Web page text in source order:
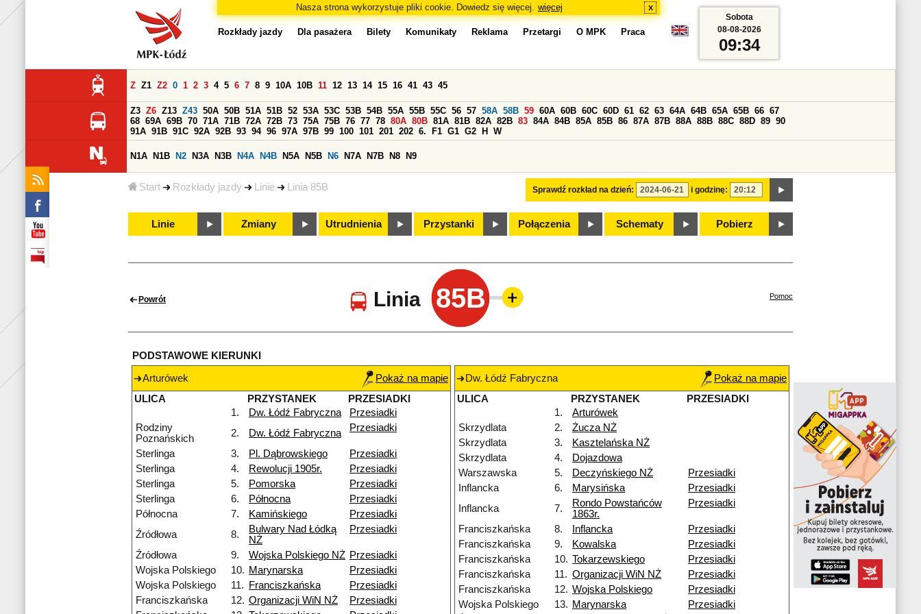
Nasza strona wykorzystuje pliki cookie. Dowiedz się więcej. więcej x
Start Rozkłady jazdy Linie Linia 85B
Rozkłady jazdy Dla pasażera Bilety Komunikaty Reklama Przetargi O MPK Praca
Sprawdź rozkład na dzień: i godzinę:
Z Z1 Z2 0 1 2 3 4 5 6 7 8 9 10A 10B 11 12 13 14 15 16 41 43 45
Z3 Z6 Z13 Z43 50A 50B 51A 51B 52 53A 53C 53B 54B 55A 55B 55C 56 57 58A 58B 59 60A 60B 60C 60D 61 62 63 64A 64B 65A 65B 66 67
68 69A 69B 70 71A 71B 72A 72B 73 75A 75B 76 77 78 80A 80B 81A 81B 82A 82B 83 84A 84B 85A 85B 86 87A 87B 88A 88B 88C 88D 89 90
91A 91B 91C 92A 92B 93 94 96 97A 97B 99 100 101 201 202 6. F1 G1 G2 H W
N1A N1B N2 N3A N3B N4A N4B N5A N5B N6 N7A N7B N8 N9
Linie Zmiany Utrudnienia Przystanki Połączenia Schematy Pobierz
Sobota
08-08-2026
09:34
Powrót Linia 85B Pomoc
PODSTAWOWE KIERUNKI
Arturówek
Pokaż na mapie
ULICA
PRZYSTANEK
PRZESIADKI
1.
Dw. Łódź Fabryczna
Przesiadki
Rodziny
Poznańskich
2. Dw. Łódź Fabryczna Przesiadki
Sterlinga 3. Pl. Dąbrowskiego
Przesiadki
Sterlinga
4. Rewolucji 1905r.
Przesiadki
Sterlinga
5. Pomorska
Przesiadki
Sterlinga
6. Północna
Przesiadki
Północna
7. Kamińskiego
Przesiadki
Źródłowa
8.
Bulwary Nad Łódką
NŻ
Przesiadki
Źródłowa 9. Wojska Polskiego NŻ Przesiadki
Wojska Polskiego
10. Marynarska
Przesiadki
Wojska Polskiego
11. Franciszkańska
Przesiadki
Franciszkańska
12. Organizacji WiN NŻ
Przesiadki
Dw. Łódź Fabryczna
Pokaż na mapie
ULICA
PRZYSTANEK
PRZESIADKI
1.
Arturówek
Skrzydlata
2.
Żucza NŻ
Skrzydlata
3.
Kasztelańska NŻ
Skrzydlata
4.
Dojazdowa
Warszawska
5. Deczyńskiego NŻ
Przesiadki
Inflancka
6. Marysińska
Przesiadki
Inflancka
7.
Rondo Powstańców
1863r.
Przesiadki
Franciszkańska 8. Inflancka
Przesiadki
Franciszkańska
9. Kowalska
Przesiadki
Franciszkańska
10. Tokarzewskiego
Przesiadki
Franciszkańska
11. Organizacji WiN NŻ
Przesiadki
Franciszkańska
12. Wojska Polskiego
Przesiadki
Wojska Polskiego
13. Marynarska Przesiadki